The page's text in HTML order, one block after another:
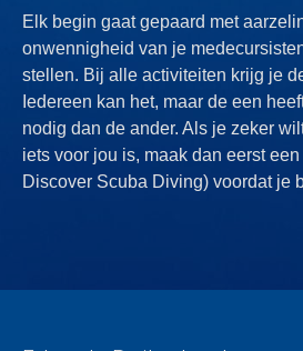
Elk begin gaat gepaard met
onwennigheid van je
stellen. Bij alle activiteiten krijg je
Iedereen kan het, maar de een
nodig dan de ander. Als je zeker
iets voor jou is, maak dan eerst
Discover Scuba Diving) voordat je